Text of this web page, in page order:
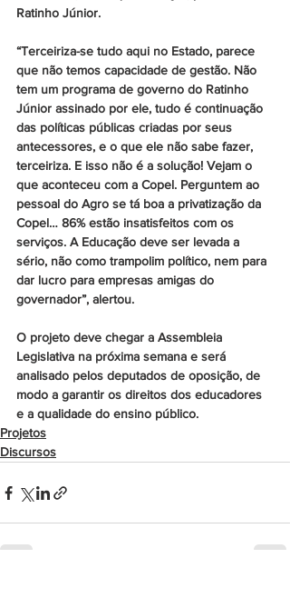
Ratinho Júnior.
“Terceiriza-se tudo aqui no Estado, parece
que não temos capacidade de gestão. Não
tem um programa de governo do Ratinho
Júnior assinado por ele, tudo é continuação
das políticas públicas criadas por seus
antecessores, e o que ele não sabe fazer,
terceiriza. E isso não é a solução! Vejam o
que aconteceu com a Copel. Perguntem ao
pessoal do Agro se tá boa a privatização da
Copel… 86% estão insatisfeitos com os
serviços. A Educação deve ser levada a
sério, não como trampolim político, nem para
dar lucro para empresas amigas do
governador”, alertou.
O projeto deve chegar a Assembleia
Legislativa na próxima semana e será
analisado pelos deputados de oposição, de
modo a garantir os direitos dos educadores
e a qualidade do ensino público.
Projetos
Discursos